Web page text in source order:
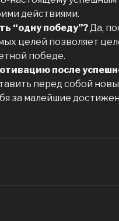
действиями.
“одну победу”?Да,
целей позволяет
победе.
после
перед собой
за малейшие